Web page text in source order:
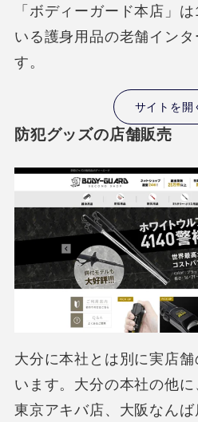
「ボディーガード本店」
いる護身用品の老舗イン
す。
サイトを開
防犯グッズの店舗販売
大分に本社とは別に実店
います。大分の本社の他
東京アキバ店、大阪なん